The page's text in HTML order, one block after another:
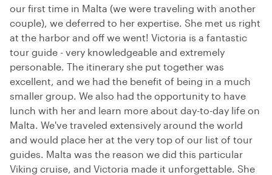
our first time in Malta (we were traveling with another
couple), we deferred to her expertise. She met us right
at the harbor and off we went! Victoria is a fantastic
tour guide - very knowledgeable and extremely
personable. The itinerary she put together was
excellent, and we had the benefit of being in a much
smaller group. We also had the opportunity to have
lunch with her and learn more about day-to-day life on
Malta. We've traveled extensively around the world
and would place her at the very top of our list of tour
guides. Malta was the reason we did this particular
Viking cruise, and Victoria made it unforgettable. She